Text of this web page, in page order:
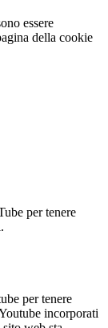
essere
della cookie
per tenere
per tenere
incorporati